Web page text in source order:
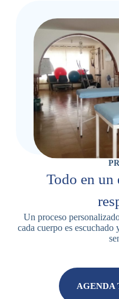
Todo en un
Un proceso
cada cuerpo es
AGENDA